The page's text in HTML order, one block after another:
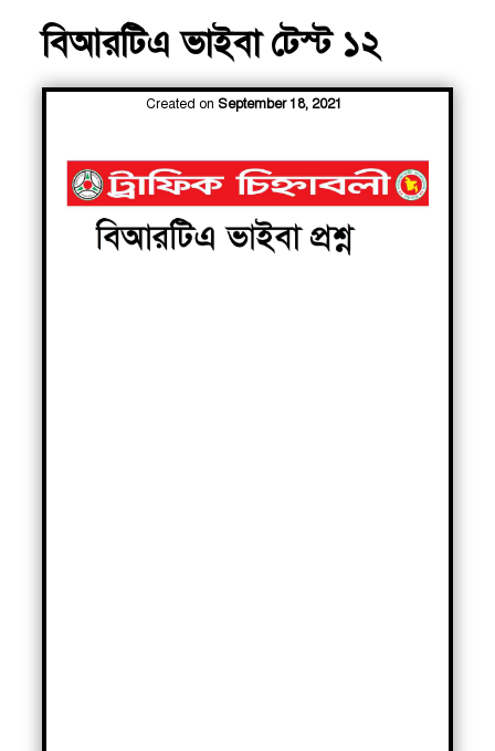
বিআরটিএ ভাইবা টেস্ট ১২
Created on September 18, 2021